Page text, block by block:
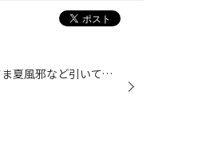
お久しぶりの藤井です！！ まだまだ暑い日が続きますが、みなさま夏風邪など引いてませんか？？ 今回は錆止めをご紹介！！ みなさま、愛車の下回りって見たことありますか？？ ほとんどの方は見たことがないと思いますが、早い方で新車から１年ちょっとで錆は出てきています。 ふだん見えない場所が...